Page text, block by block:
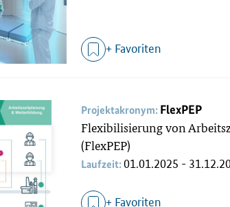
+ Favoriten
Projektakronym: FlexPEP
Flexibilisierung von
(FlexPEP)
Laufzeit:01.01.2025 -
+ Favoriten